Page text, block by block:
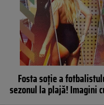
Fosta soție a
sezonul la plajă! Imagini